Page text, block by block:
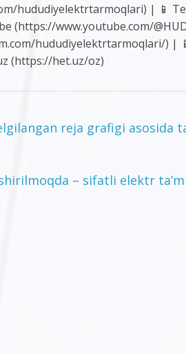
hududiyelektrtarmoqlari) | 📱
www.youtube.com/
hududiyelektrtarmoqlari/) |
(https://het.uz/oz)
reja grafigi asosida
– sifatli elektr